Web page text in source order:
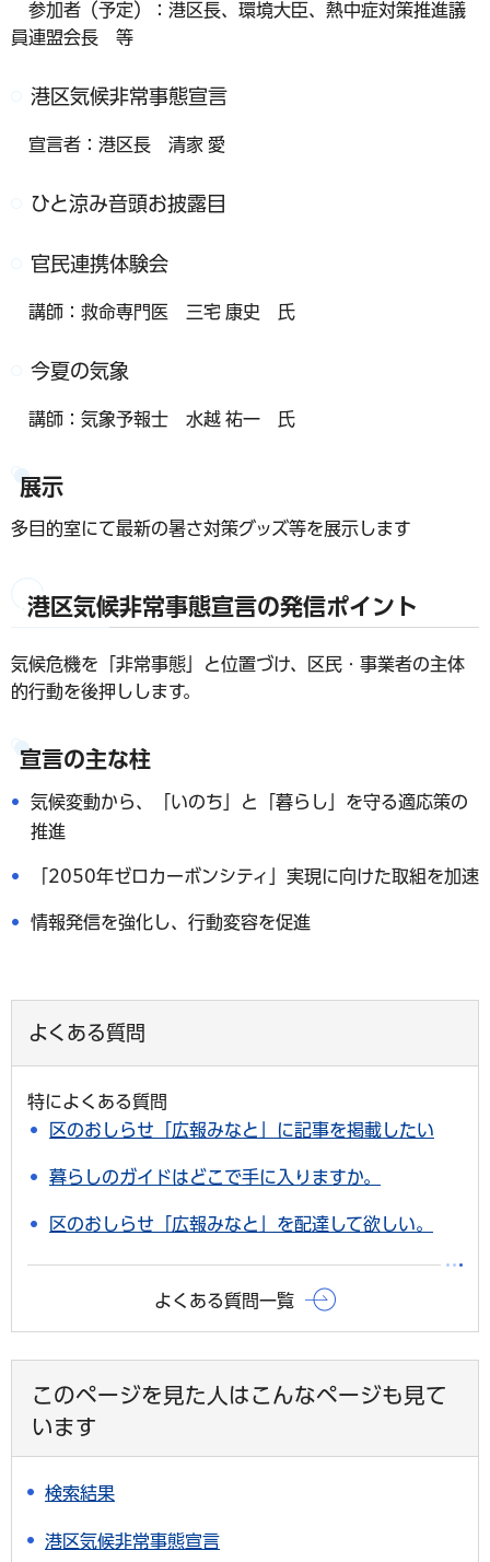
参加者（予定）：港区長、環境大臣、熱中症対策推進議
員連盟会長 等
港区気候非常事態宣言
宣言者：港区長 清家 愛
ひと涼み音頭お披露目
官民連携体験会
講師：救命専門医 三宅 康史 氏
今夏の気象
講師：気象予報士 水越 祐一 氏
展示
多目的室にて最新の暑さ対策グッズ等を展示します
港区気候非常事態宣言の発信ポイント
気候危機を「非常事態」と位置づけ、区民・事業者の主体
的行動を後押しします。
宣言の主な柱
気候変動から、「いのち」と「暮らし」を守る適応策の
推進
「2050年ゼロカーボンシティ」実現に向けた取組を加速
情報発信を強化し、行動変容を促進
よくある質問
特によくある質問
区のおしらせ「広報みなと」に記事を掲載したい
暮らしのガイドはどこで手に入りますか。
区のおしらせ「広報みなと」を配達して欲しい。
よくある質問一覧
このページを見た人はこんなページも見て
います
検索結果
港区気候非常事態宣言